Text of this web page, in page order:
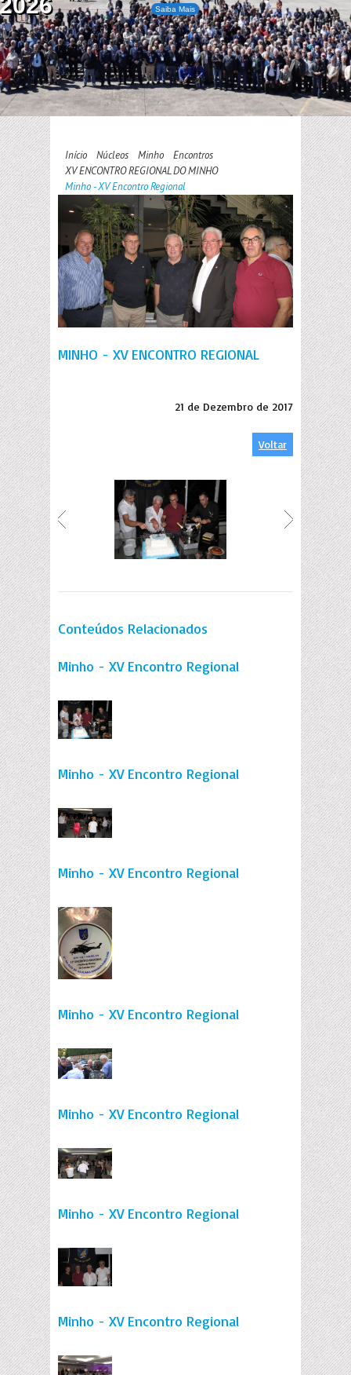
Saiba Mais
Início Núcleos Minho
Encontros
XV ENCONTRO REGIONAL DO MINHO
Minho - XV Encontro Regional
MINHO - XV ENCONTRO REGIONAL
21 de Dezembro de 2017
Voltar
Conteúdos Relacionados
Minho - XV Encontro Regional
Minho - XV Encontro Regional
Minho - XV Encontro Regional
Minho - XV Encontro Regional
Minho - XV Encontro Regional
Minho - XV Encontro Regional
Minho - XV Encontro Regional